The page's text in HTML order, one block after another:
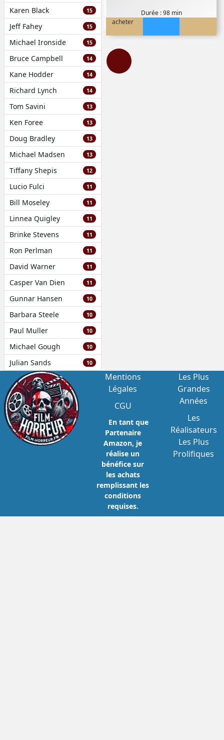
Karen Black 15
Jeff Fahey 15
Michael Ironside 15
Bruce Campbell 14
Kane Hodder 14
Richard Lynch 14
Tom Savini 13
Ken Foree 13
Doug Bradley 13
Michael Madsen 13
Tiffany Shepis 12
Lucio Fulci 11
Bill Moseley 11
Linnea Quigley 11
Brinke Stevens 11
Ron Perlman 11
David Warner 11
Casper Van Dien 11
Gunnar Hansen 10
Barbara Steele 10
Paul Muller 10
Michael Gough 10
Julian Sands 10
Durée : 98 min
acheter
Mentions
Légales
CGU
En tant que
Partenaire
Amazon, je
réalise un
bénéfice sur
les achats
remplissant les
conditions
requises.
Les Plus
Grandes
Années
Les
Réalisateurs
Les Plus
Prolifiques